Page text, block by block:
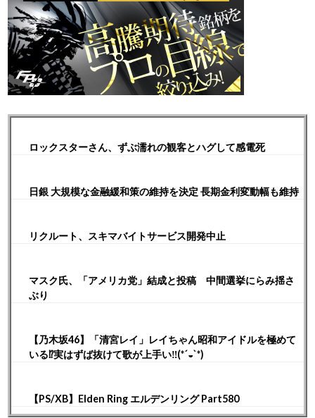
ロックスターさん、ずぶ濡れの観客とハグして感電死
日銀 大規模な金融緩和策の維持を決定 長期金利変動幅も維持
リクルート、スキマバイトサービス開発中止
マスク氏、「アメリカ党」結成と投稿 中間選挙にらみ揺さ
ぶり
【乃木坂46】「清宮レイ」レイちゃん昭和アイドルを極めて
いる⁉︎実はずば抜けて歌が上手い‼︎(*´◒`*)
【PS/XB】Elden Ring エルデンリング Part580